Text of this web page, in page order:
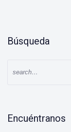
Búsqueda
Encuéntranos